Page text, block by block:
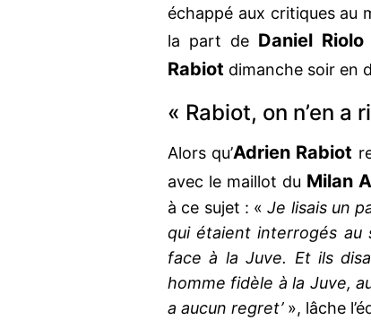
échappé aux critiques au
la part de Daniel Riolo
Rabiot dimanche soir en
« Rabiot, on n’en a
Alors qu’Adrien Rabiot
avec le maillot du Milan
à ce sujet : «Je lisais un
qui étaient interrogés au
face à la Juve. Et ils
homme fidèle à la Juve,
a aucun regret’ », lâche